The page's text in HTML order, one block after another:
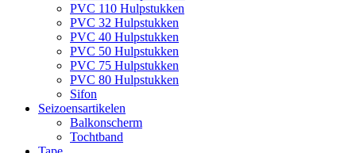
PVC 110 Hulpstukken
PVC 32 Hulpstukken
PVC 40 Hulpstukken
PVC 50 Hulpstukken
PVC 75 Hulpstukken
PVC 80 Hulpstukken
Sifon
Seizoensartikelen
Balkonscherm
Tochtband